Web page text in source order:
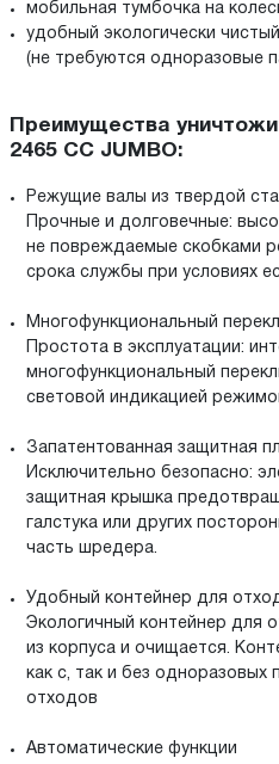
мобильная тумбочка на
удобный экологически
(не требуются одноразовые
Преимущества
2465 CC JUMBO:
Режущие валы из твердой
Прочные и долговечные:
не повреждаемые скобками
срока службы при условиях
Многофункциональный
Простота в эксплуатации:
многофункциональный
световой индикацией
Запатентованная защитная
Исключительно безопасно:
защитная крышка
галстука или других
часть шредера.
Удобный контейнер для
Экологичный контейнер для
из корпуса и очищается.
как с, так и без одноразовых
отходов
Автоматические функции